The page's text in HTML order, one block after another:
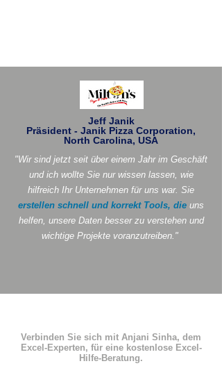
Jeff Janik
Präsident - Janik Pizza Corporation,
North Carolina, USA
"Wir sind jetzt seit über einem Jahr im Geschäft
und ich wollte Sie nur wissen lassen, wie
hilfreich Ihr Unternehmen für uns war. Sie
erstellen schnell und korrekt Tools, die uns
helfen, unsere Daten besser zu verstehen und
wichtige Projekte voranzutreiben."
Verbinden Sie sich mit Anjani Sinha, dem
Excel-Experten, für eine kostenlose Excel-
Hilfe-Beratung.